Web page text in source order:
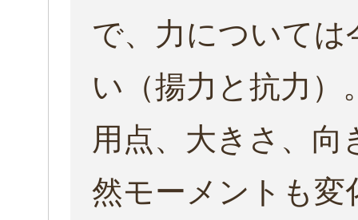
で、力について
い（揚力と抗力）
用点、大きさ、
然モーメントも変